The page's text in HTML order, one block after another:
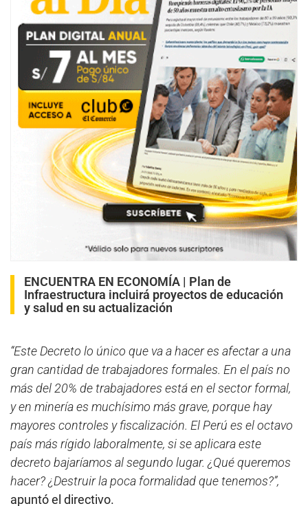
ENCUENTRA EN ECONOMÍA | Plan de
Infraestructura incluirá proyectos de educación
y salud en su actualización
“Este Decreto lo único que va a hacer es afectar a una
gran cantidad de trabajadores formales. En el país no
más del 20% de trabajadores está en el sector formal,
y en minería es muchísimo más grave, porque hay
mayores controles y fiscalización. El Perú es el octavo
país más rígido laboralmente, si se aplicara este
decreto bajaríamos al segundo lugar. ¿Qué queremos
hacer? ¿Destruir la poca formalidad que tenemos?”,
apuntó el directivo.